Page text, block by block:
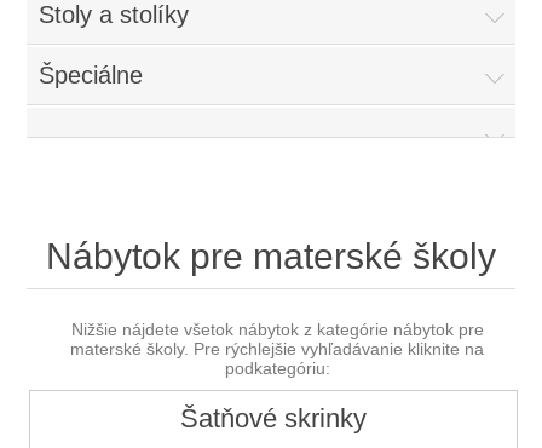
Stoly a stolíky
Špeciálne
Nábytok pre materské školy
Nižšie nájdete všetok nábytok z kategórie nábytok pre
materské školy. Pre rýchlejšie vyhľadávanie kliknite na
podkategóriu:
Šatňové skrinky